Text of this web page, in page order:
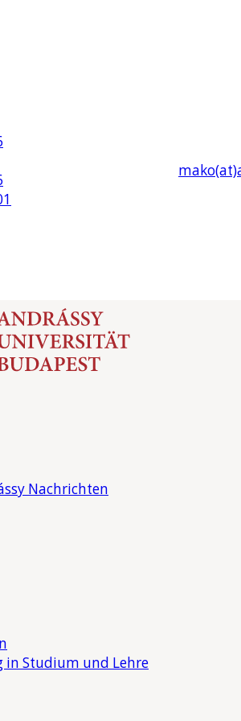
mako(at)
Nachrichten
in Studium und Lehre